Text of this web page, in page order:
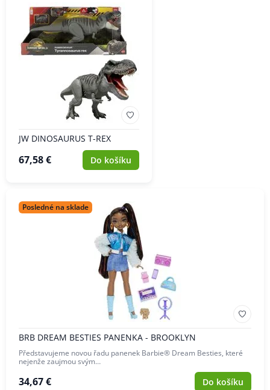
JW DINOSAURUS T-REX
67,58 € Do košíku
Posledné na sklade
BRB DREAM BESTIES PANENKA - BROOKLYN
Představujeme novou řadu panenek Barbie® Dream Besties, které
nejenže zaujmou svým…
34,67 € Do košíku